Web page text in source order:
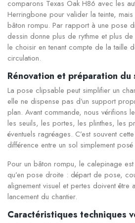
comparons Texas Oak H86 avec les
Herringbone pour valider la teinte, mais
bâton rompu. Par rapport à une pose
dessin donne plus de rythme et plus
le choisir en tenant compte de la taille
circulation.
Rénovation et préparation du
La pose clipsable peut simplifier un
elle ne dispense pas d’un support
plan. Avant commande, nous vérifions
les seuils, les portes, les plinthes, les
éventuels ragréages. C’est souvent
différence entre un sol simplement
Pour un bâton rompu, le calepinage
qu’en pose droite : départ de pose,
alignement visuel et pertes doivent être
lancement du chantier.
Caractéristiques techniques